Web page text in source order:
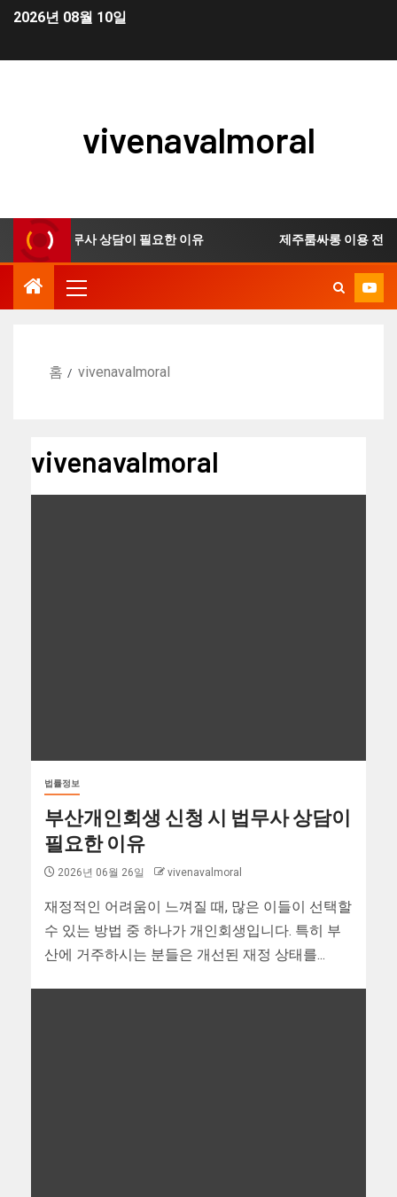
2026년 08월 10일
vivenavalmoral
청 시 법무사 상담이 필요한 이유 제주룸싸롱 이용 전 확
홈 vivenavalmoral
vivenavalmoral
법률정보
부산개인회생 신청 시 법무사 상담이
필요한 이유
2026년 06월 26일 vivenavalmoral
재정적인 어려움이 느껴질 때, 많은 이들이 선택할
수 있는 방법 중 하나가 개인회생입니다. 특히 부
산에 거주하시는 분들은 개선된 재정 상태를...